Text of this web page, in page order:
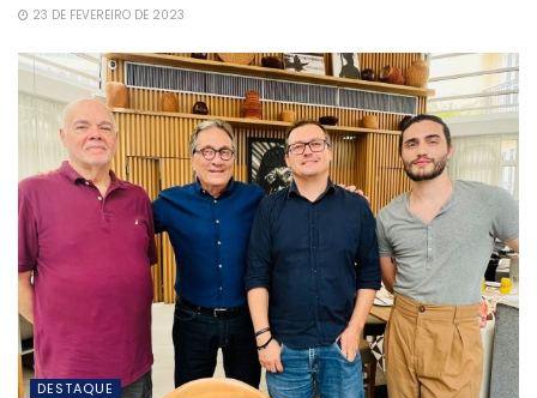
23 DE FEVEREIRO DE 2023
DESTAQUE